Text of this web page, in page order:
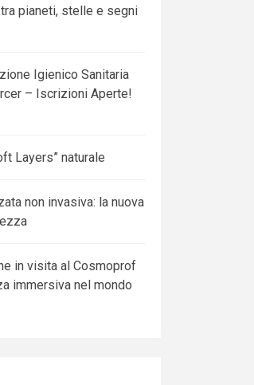
pianeti, stelle e segni
Igienico Sanitaria
– Iscrizioni Aperte!
Layers” naturale
non invasiva: la nuova
in visita al Cosmoprof
immersiva nel mondo